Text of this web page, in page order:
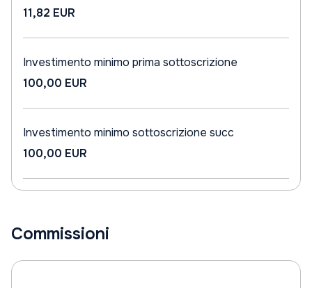
11,82 EUR
Investimento minimo prima sottoscrizione
100,00 EUR
Investimento minimo sottoscrizione succ
100,00 EUR
Commissioni